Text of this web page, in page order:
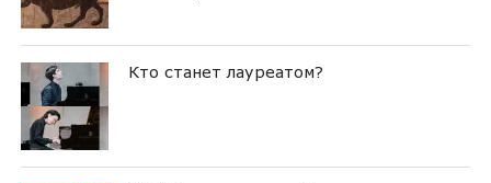
Кто станет лауреатом?